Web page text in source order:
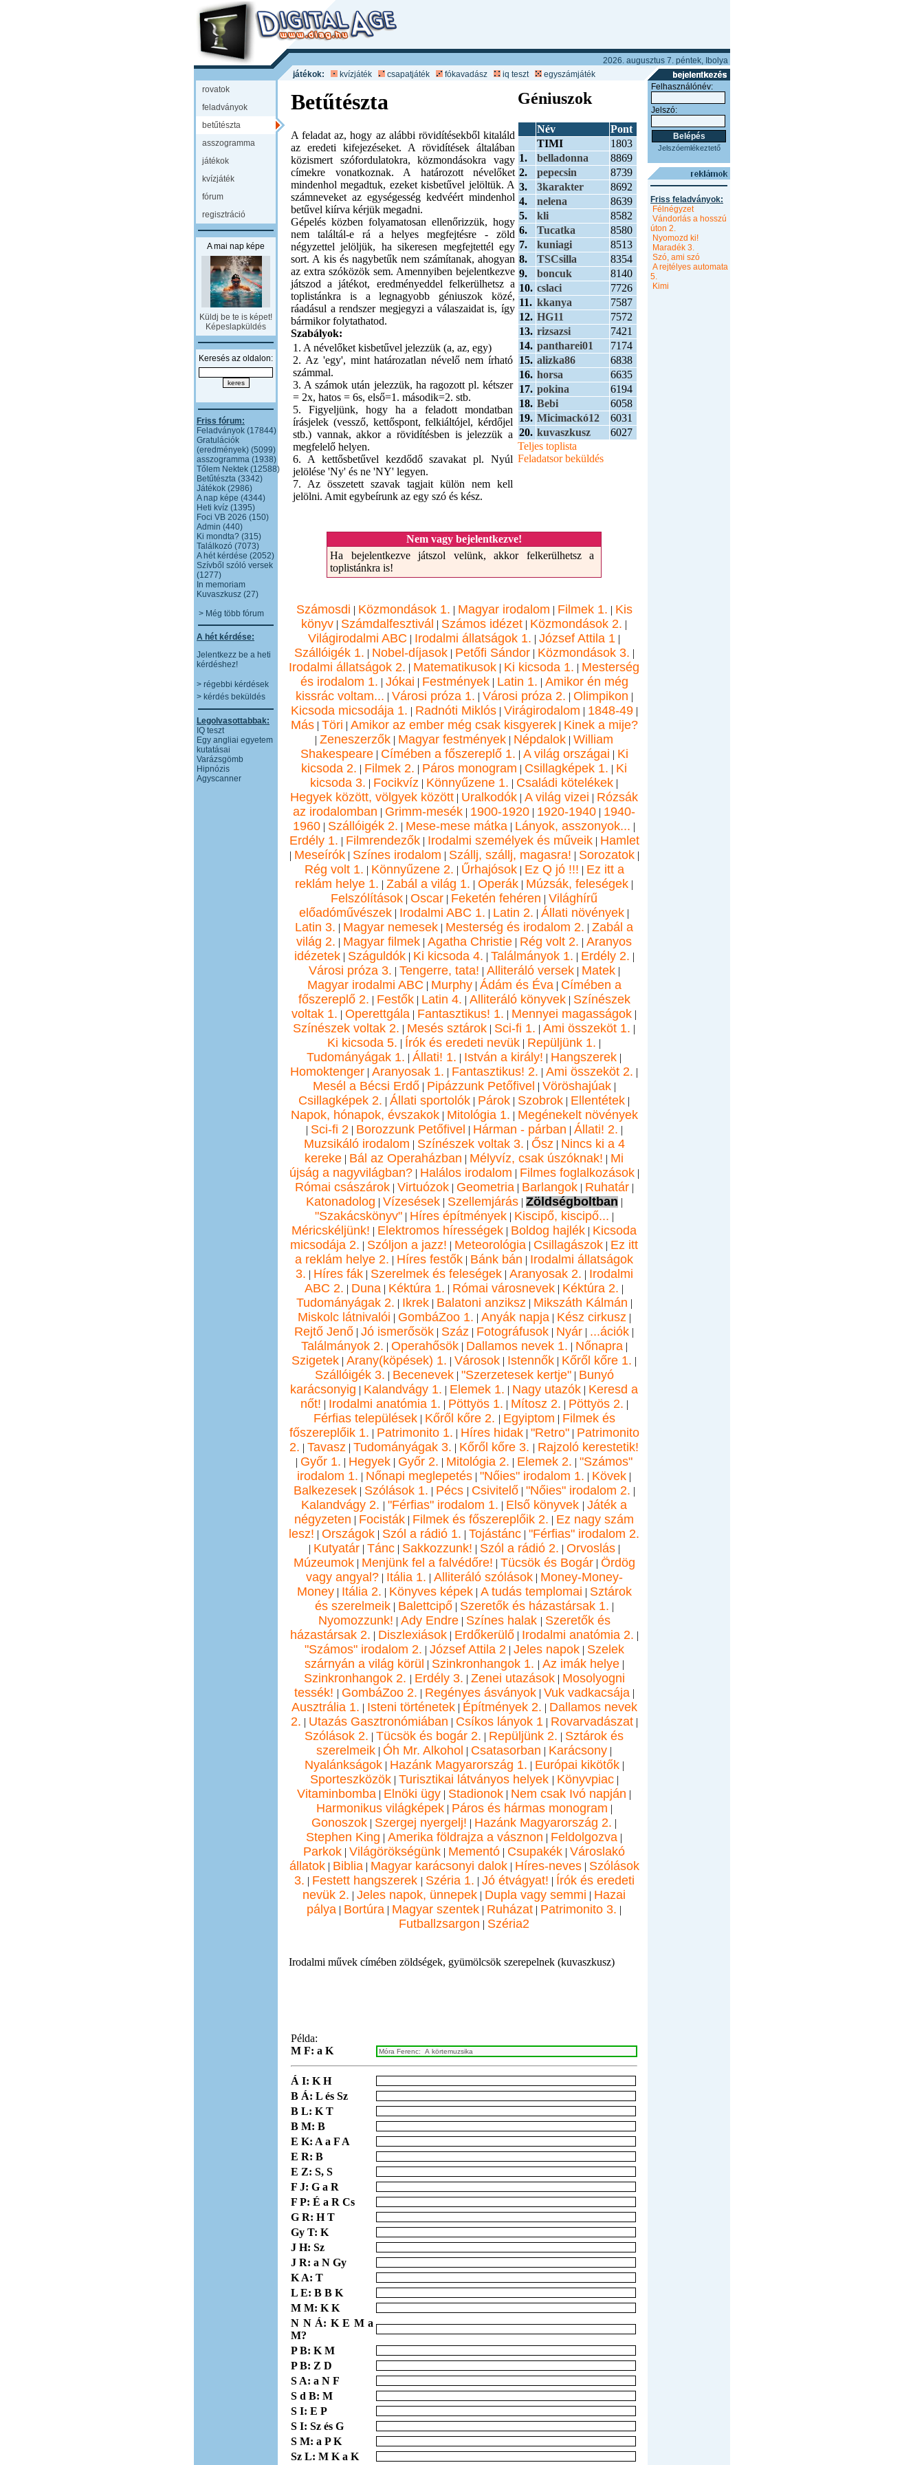
2026. augusztus 7. péntek, Ibolya
játékok:
kvízjáték csapatjáték fókavadász iq teszt
egyszámjáték
rovatok
feladványok
betűtészta
asszogramma
játékok
kvízjáték
fórum
regisztráció
A mai nap képe
Küldj be te is képet!
Képeslapküldés
Keresés az oldalon:
Friss fórum:
Feladványok (17844)
Gratulációk
(eredmények) (5099)
asszogramma (1938)
Tőlem Nektek (12588)
Betűtészta (3342)
Játékok (2986)
A nap képe (4344)
Heti kvíz (1395)
Foci VB 2026 (150)
Admin (440)
Ki mondta? (315)
Találkozó (7073)
A hét kérdése (2052)
Szívből szóló versek
(1277)
In memoriam
Kuvaszkusz (27)
> Még több fórum
A hét kérdése:
Jelentkezz be a heti
kérdéshez!
> régebbi kérdések
> kérdés beküldés
Legolvasottabbak:
IQ teszt
Egy angliai egyetem
kutatásai
Varázsgömb
Hipnózis
Agyscanner
Betűtészta
A feladat az, hogy az alábbi rövidítésekből kitaláld
az eredeti kifejezéseket. A rövidítések általában
közismert szófordulatokra, közmondásokra vagy
címekre vonatkoznak. A határozott névelőket
mindenhol megadtuk, ezeket kisbetűvel jelöltük. A
számneveket az egységesség kedvéért mindenhol
betűvel kiírva kérjük megadni.
Gépelés közben folyamatosan ellenőrizzük, hogy
nem találtál-e rá a helyes megfejtésre - zöld
négyzettel jelöljük, ha sikeresen megfejtettél egy
sort. A kis és nagybetűk nem számítanak, ahogyan
az extra szóközök sem. Amennyiben bejelentkezve
játszod a játékot, eredményeddel felkerülhetsz a
toplistánkra is a legnagyobb géniuszok közé,
ráadásul a rendszer megjegyzi a válaszaidat is, így
bármikor folytathatod.
Szabályok:
1. A névelőket kisbetűvel jelezzük (a, az, egy)
2. Az 'egy', mint határozatlan névelő nem írható
számmal.
3. A számok után jelezzük, ha ragozott pl. kétszer
= 2x, hatos = 6s, első=1. második=2. stb.
5. Figyeljünk, hogy ha a feladott mondatban
írásjelek (vessző, kettőspont, felkiáltójel, kérdőjel
stb.) vannak, akkor a rövidítésben is jelezzük a
megfelelő helyen.
6. A kettősbetűvel kezdődő szavakat pl. Nyúl
jelölése 'Ny' és ne 'NY' legyen.
7. Az összetett szavak tagjait külön nem kell
jelölni. Amit egybeírunk az egy szó és kész.
Géniuszok
Név
Pont
TIMI
1803
1.
belladonna
8869
2.
pepecsin
8739
3.
3karakter
8692
4.
nelena
8639
5.
kli
8582
6.
Tucatka
8580
7.
kuniagi
8513
8.
TSCsilla
8354
9.
boncuk
8140
10. cslaci
7726
11. kkanya
7587
12. HG11
7572
13. rizsazsi
7421
14. pantharei01
7174
15. alizka86
6838
16. horsa
6635
17. pokina
6194
18. Bebi
6058
19. Micimackó12
6031
20. kuvaszkusz
6027
Teljes toplista
Feladatsor beküldés
Nem vagy bejelentkezve!
Ha bejelentkezve játszol velünk, akkor felkerülhetsz a
toplistánkra is!
Számosdi | Közmondások 1. | Magyar irodalom | Filmek 1. | Kis
könyv | Számdalfesztivál | Számos idézet | Közmondások 2. |
Világirodalmi ABC | Irodalmi állatságok 1. | József Attila 1 |
Szállóigék 1. | Nobel-díjasok| Petőfi Sándor| Közmondások 3. |
Irodalmi állatságok 2. | Matematikusok | Ki kicsoda 1. | Mesterség
és irodalom 1. | Jókai | Festmények| Latin 1. | Amikor én még
kissrác voltam... | Városi próza 1. | Városi próza 2. | Olimpikon |
Kicsoda micsodája 1. | Radnóti Miklós| Virágirodalom | 1848-49|
Más| Töri | Amikor az ember még csak kisgyerek| Kinek a mije?
| Zeneszerzők | Magyar festmények | Népdalok | William
Shakespeare| Címében a főszereplő 1. | A világ országai | Ki
kicsoda 2. | Filmek 2. | Páros monogram | Csillagképek 1. | Ki
kicsoda 3. | Focikvíz | Könnyűzene 1. | Családi kötelékek |
Hegyek között, völgyek között | Uralkodók | A világ vizei | Rózsák
az irodalomban | Grimm-mesék | 1900-1920 | 1920-1940 | 1940-
1960 | Szállóigék 2. | Mese-mese mátka | Lányok, asszonyok... |
Erdély 1. | Filmrendezők| Irodalmi személyek és műveik| Hamlet
| Meseírók| Színes irodalom | Szállj, szállj, magasra! | Sorozatok|
Rég volt 1. | Könnyűzene 2. | Űrhajósok| Ez Q jó !!! | Ez itt a
reklám helye 1. | Zabál a világ 1. | Operák | Múzsák, feleségek |
Felszólítások | Oscar | Feketén fehéren | Világhírű
előadóművészek | Irodalmi ABC 1. | Latin 2. | Állati növények |
Latin 3. | Magyar nemesek | Mesterség és irodalom 2. | Zabál a
világ 2. | Magyar filmek | Agatha Christie | Rég volt 2. | Aranyos
idézetek| Száguldók| Ki kicsoda 4. | Találmányok 1. | Erdély 2. |
Városi próza 3. | Tengerre, tata! | Alliteráló versek| Matek|
Magyar irodalmi ABC | Murphy| Ádám és Éva| Címében a
főszereplő 2. | Festők| Latin 4. | Alliteráló könyvek| Színészek
voltak 1. | Operettgála | Fantasztikus! 1. | Mennyei magasságok |
Színészek voltak 2. | Mesés sztárok | Sci-fi 1. | Ami összeköt 1. |
Ki kicsoda 5. | Írók és eredeti nevük | Repüljünk 1. |
Tudományágak 1. | Állati! 1. | István a király! | Hangszerek |
Homoktenger | Aranyosak 1. | Fantasztikus! 2. | Ami összeköt 2. |
Mesél a Bécsi Erdő| Pipázzunk Petőfivel | Vöröshajúak|
Csillagképek 2. | Állati sportolók | Párok | Szobrok | Ellentétek |
Napok, hónapok, évszakok| Mitológia 1. | Megénekelt növények
| Sci-fi 2 | Borozzunk Petőfivel | Hárman - párban | Állati! 2. |
Muzsikáló irodalom | Színészek voltak 3. | Ősz | Nincs ki a 4
kereke | Bál az Operaházban | Mélyvíz, csak úszóknak! | Mi
újság a nagyvilágban?| Halálos irodalom | Filmes foglalkozások|
Római császárok| Virtuózok| Geometria| Barlangok| Ruhatár|
Katonadolog | Vízesések| Szellemjárás| Zöldségboltban |
"Szakácskönyv"| Híres építmények| Kiscipő, kiscipő... |
Méricskéljünk! | Elektromos hírességek | Boldog hajlék | Kicsoda
micsodája 2. | Szóljon a jazz! | Meteorológia | Csillagászok | Ez itt
a reklám helye 2. | Híres festők | Bánk bán | Irodalmi állatságok
3. | Híres fák| Szerelmek és feleségek| Aranyosak 2. | Irodalmi
ABC 2. | Duna | Kéktúra 1. | Római városnevek | Kéktúra 2. |
Tudományágak 2. | Ikrek| Balatoni anziksz | Mikszáth Kálmán |
Miskolc látnivalói | GombáZoo 1. | Anyák napja| Kész cirkusz |
Rejtő Jenő | Jó ismerősök | Száz | Fotográfusok | Nyár | ...ációk |
Találmányok 2. | Operahősök| Dallamos nevek 1. | Nőnapra|
Szigetek | Arany(köpések) 1. | Városok | Istennők | Kőről kőre 1. |
Szállóigék 3. | Becenevek| "Szerzetesek kertje"| Bunyó
karácsonyig | Kalandvágy 1. | Elemek 1. | Nagy utazók | Keresd a
nőt! | Irodalmi anatómia 1. | Pöttyös 1. | Mítosz 2. | Pöttyös 2. |
Férfias települések| Kőről kőre 2. | Egyiptom | Filmek és
főszereplőik 1. | Patrimonito 1. | Híres hidak| "Retro"| Patrimonito
2. | Tavasz | Tudományágak 3. | Kőről kőre 3. | Rajzoló kerestetik!
| Győr 1. | Hegyek | Győr 2. | Mitológia 2. | Elemek 2. | "Számos"
irodalom 1. | Nőnapi meglepetés | "Nőies" irodalom 1. | Kövek |
Balkezesek| Szólások 1. | Pécs | Csivitelő| "Nőies" irodalom 2. |
Kalandvágy 2. | "Férfias" irodalom 1. | Első könyvek | Játék a
négyzeten | Focisták | Filmek és főszereplőik 2. | Ez nagy szám
lesz! | Országok | Szól a rádió 1. | Tojástánc | "Férfias" irodalom 2.
| Kutyatár| Tánc| Sakkozzunk! | Szól a rádió 2. | Orvoslás|
Múzeumok| Menjünk fel a falvédőre! | Tücsök és Bogár| Ördög
vagy angyal?| Itália 1. | Alliteráló szólások| Money-Money-
Money| Itália 2. | Könyves képek| A tudás templomai | Sztárok
és szerelmeik| Balettcipő| Szeretők és házastársak 1. |
Nyomozzunk! | Ady Endre| Színes halak | Szeretők és
házastársak 2. | Diszlexiások| Erdőkerülő| Irodalmi anatómia 2. |
"Számos" irodalom 2. | József Attila 2 | Jeles napok| Szelek
szárnyán a világ körül | Szinkronhangok 1. | Az imák helye|
Szinkronhangok 2. | Erdély 3. | Zenei utazások| Mosolyogni
tessék! | GombáZoo 2. | Regényes ásványok| Vuk vadkacsája|
Ausztrália 1. | Isteni történetek| Építmények 2. | Dallamos nevek
2. | Utazás Gasztronómiában | Csíkos lányok 1 | Rovarvadászat|
Szólások 2. | Tücsök és bogár 2. | Repüljünk 2. | Sztárok és
szerelmeik | Óh Mr. Alkohol | Csatasorban | Karácsony |
Nyalánkságok| Hazánk Magyarország 1. | Európai kikötők|
Sporteszközök| Turisztikai látványos helyek | Könyvpiac|
Vitaminbomba | Elnöki ügy | Stadionok | Nem csak Ivó napján |
Harmonikus világképek| Páros és hármas monogram |
Gonoszok | Szergej nyergelj! | Hazánk Magyarország 2. |
Stephen King | Amerika földrajza a vásznon | Feldolgozva |
Parkok | Világörökségünk | Mementó | Csupakék | Városlakó
állatok| Biblia| Magyar karácsonyi dalok| Híres-neves| Szólások
3. | Festett hangszerek | Széria 1. | Jó étvágyat! | Írók és eredeti
nevük 2. | Jeles napok, ünnepek | Dupla vagy semmi | Hazai
pálya | Bortúra | Magyar szentek | Ruházat | Patrimonito 3. |
Futballzsargon | Széria2
Irodalmi művek címében zöldségek, gyümölcsök szerepelnek (kuvaszkusz)
Példa:
M F: a K
Á I: K H
B Á: L és Sz
B L: K T
B M: B
E K: A a F A
E R: B
E Z: S, S
F J: G a R
F P: É a R Cs
G R: H T
Gy T: K
J H: Sz
J R: a N Gy
K A: T
L E: B B K
M M: K K
N N Á: K E M a
M?
P B: K M
P B: Z D
S A: a N F
S d B: M
S I: E P
S I: Sz és G
S M: a P K
Sz L: M K a K
Felhasználónév:
Jelszó:
Jelszóemlékeztető
Friss feladványok:
Félnégyzet
Vándorlás a hosszú
úton 2.
Nyomozd ki!
Maradék 3.
Szó, ami szó
A rejtélyes automata
5.
Kimi